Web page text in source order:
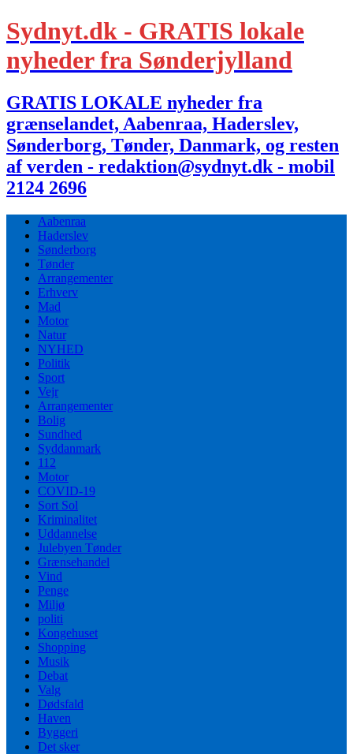
Sydnyt.dk - GRATIS lokale
nyheder fra Sønderjylland
GRATIS LOKALE nyheder fra
grænselandet, Aabenraa, Haderslev,
Sønderborg, Tønder, Danmark, og resten
af verden - redaktion@sydnyt.dk - mobil
2124 2696
Aabenraa
Haderslev
Sønderborg
Tønder
Arrangementer
Erhverv
Mad
Motor
Natur
NYHED
Politik
Sport
Vejr
Arrangementer
Bolig
Sundhed
Syddanmark
112
Motor
COVID-19
Sort Sol
Kriminalitet
Uddannelse
Julebyen Tønder
Grænsehandel
Vind
Penge
Miljø
politi
Kongehuset
Shopping
Musik
Debat
Valg
Dødsfald
Haven
Byggeri
Det sker